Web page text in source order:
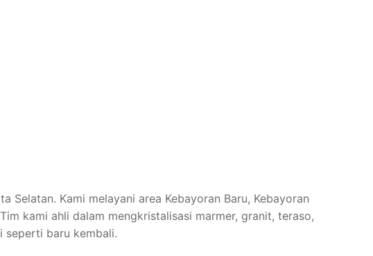
Kami melayani area Kebayoran Baru, Kebayoran
kami ahli dalam mengkristalisasi marmer, granit, teraso,
seperti baru kembali.